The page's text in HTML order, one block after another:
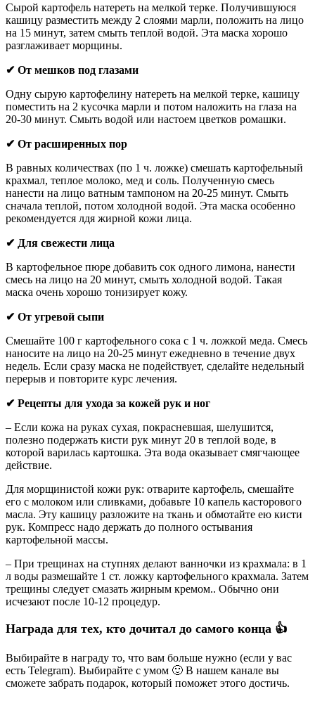
Сырой картофель натереть на мелкой терке. Получившуюся
кашицу разместить между 2 слоями марли, положить на лицо
на 15 минут, затем смыть теплой водой. Эта маска хорошо
разглаживает морщины.
✔ От мешков под глазами
Одну сырую картофелину натереть на мелкой терке, кашицу
поместить на 2 кусочка марли и потом наложить на глаза на
20-30 минут. Смыть водой или настоем цветков ромашки.
✔ От расширенных пор
В равных количествах (по 1 ч. ложке) смешать картофельный
крахмал, теплое молоко, мед и соль. Полученную смесь
нанести на лицо ватным тампоном на 20-25 минут. Смыть
сначала теплой, потом холодной водой. Эта маска особенно
рекомендуется лдя жирной кожи лица.
✔ Для свежести лица
В картофельное пюре добавить сок одного лимона, нанести
смесь на лицо на 20 минут, смыть холодной водой. Такая
маска очень хорошо тонизирует кожу.
✔ От угревой сыпи
Смешайте 100 г картофельного сока с 1 ч. ложкой меда. Смесь
наносите на лицо на 20-25 минут ежедневно в течение двух
недель. Если сразу маска не подействует, сделайте недельный
перерыв и повторите курс лечения.
✔ Рецепты для ухода за кожей рук и ног
– Если кожа на руках сухая, покрасневшая, шелушится,
полезно подержать кисти рук минут 20 в теплой воде, в
которой варилась картошка. Эта вода оказывает смягчающее
действие.
Для морщинистой кожи рук: отварите картофель, смешайте
его с молоком или сливками, добавьте 10 капель касторового
масла. Эту кашицу разложите на ткань и обмотайте ею кисти
рук. Компресс надо держать до полного остывания
картофельной массы.
– При трещинах на ступнях делают ванночки из крахмала: в 1
л воды размешайте 1 ст. ложку картофельного крахмала. Затем
трещины следует смазать жирным кремом.. Обычно они
исчезают после 10-12 процедур.
Награда для тех, кто дочитал до самого конца 👍
Выбирайте в награду то, что вам больше нужно (если у вас
есть Telegram). Выбирайте с умом 🙂 В нашем канале вы
сможете забрать подарок, который поможет этого достичь.